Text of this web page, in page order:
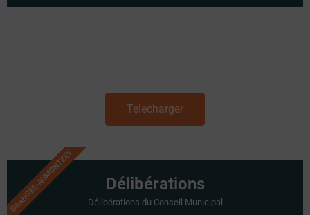
Telecharger
GRANGES-AUMONTZEY Délibérations
Délibérations du Conseil Municipal